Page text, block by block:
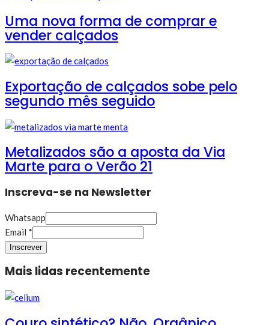
Uma nova forma de comprar e
vender calçados
Exportação de calçados sobe pelo
segundo mês seguido
Metalizados são a aposta da Via
Marte para o Verão 21
Inscreva-se na Newsletter
Whatsapp
Email *
Inscrever
Mais lidas recentemente